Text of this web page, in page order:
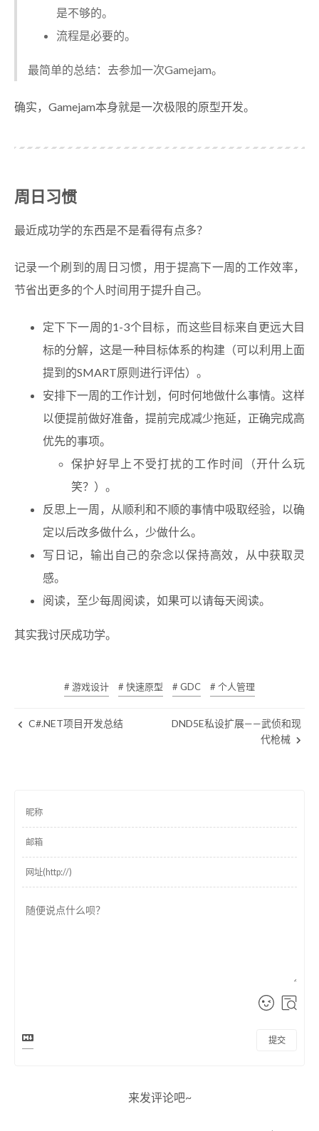
是不够的。
流程是必要的。
最简单的总结：去参加一次Gamejam。
确实，Gamejam本身就是一次极限的原型开发。
周日习惯
最近成功学的东西是不是看得有点多？
记录一个刷到的周日习惯，用于提高下一周的工作效率，
节省出更多的个人时间用于提升自己。
定下下一周的1-3个目标，而这些目标来自更远大目
标的分解，这是一种目标体系的构建（可以利用上面
提到的SMART原则进行评估）。
安排下一周的工作计划，何时何地做什么事情。这样
以便提前做好准备，提前完成减少拖延，正确完成高
优先的事项。
保护好早上不受打扰的工作时间（开什么玩
笑？）。
反思上一周，从顺利和不顺的事情中吸取经验，以确
定以后改多做什么，少做什么。
写日记，输出自己的杂念以保持高效，从中获取灵
感。
阅读，至少每周阅读，如果可以请每天阅读。
其实我讨厌成功学。
# 游戏设计 # 快速原型 # GDC # 个人管理
C#.NET项目开发总结
DND5E私设扩展——武侦和现
代枪械
提交
来发评论吧~